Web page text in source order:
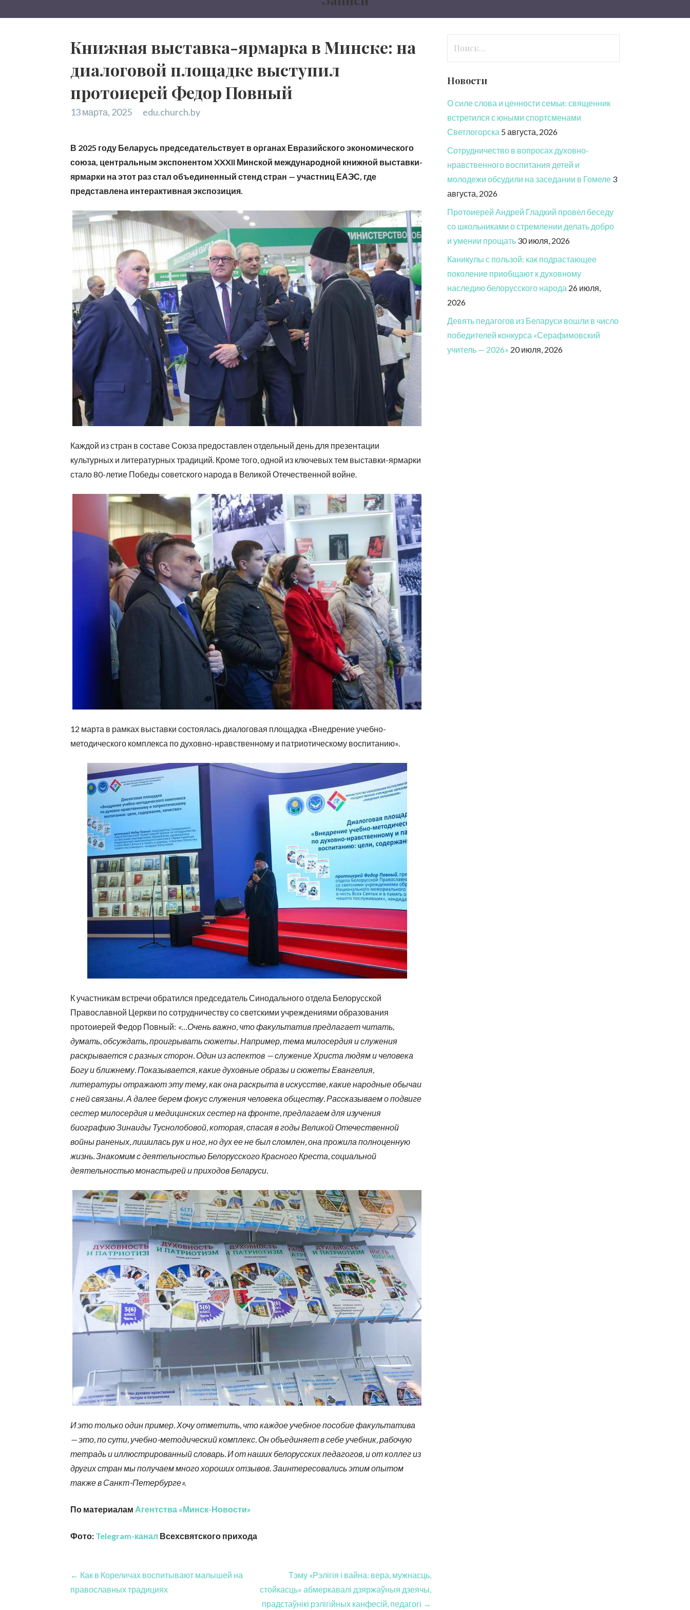
Книжная выставка-ярмарка в Минске: на
диалоговой площадке выступил
протоиерей Федор Повный
13 марта, 2025 edu.church.by
В 2025 году Беларусь председательствует в органах Евразийского экономического
союза, центральным экспонентом XXXII Минской международной книжной выставки-
ярмарки на этот раз стал объединенный стенд стран — участниц ЕАЭС, где
представлена интерактивная экспозиция.
Каждой из стран в составе Союза предоставлен отдельный день для презентации
культурных и литературных традиций. Кроме того, одной из ключевых тем выставки-ярмарки
стало 80-летие Победы советского народа в Великой Отечественной войне.
12 марта в рамках выставки состоялась диалоговая площадка «Внедрение учебно-
методического комплекса по духовно-нравственному и патриотическому воспитанию».
К участникам встречи обратился председатель Синодального отдела Белорусской
Православной Церкви по сотрудничеству со светскими учреждениями образования
протоиерей Федор Повный: «…Очень важно, что факультатив предлагает читать,
думать, обсуждать, проигрывать сюжеты. Например, тема милосердия и служения
раскрывается с разных сторон. Один из аспектов — служение Христа людям и человека
Богу и ближнему. Показывается, какие духовные образы и сюжеты Евангелия,
литературы отражают эту тему, как она раскрыта в искусстве, какие народные обычаи
с ней связаны. А далее берем фокус служения человека обществу. Рассказываем о подвиге
сестер милосердия и медицинских сестер на фронте, предлагаем для изучения
биографию Зинаиды Туснолобовой, которая, спасая в годы Великой Отечественной
войны раненых, лишилась рук и ног, но дух ее не был сломлен, она прожила полноценную
жизнь. Знакомим с деятельностью Белорусского Красного Креста, социальной
деятельностью монастырей и приходов Беларуси.
И это только один пример. Хочу отметить, что каждое учебное пособие факультатива
— это, по сути, учебно-методический комплекс. Он объединяет в себе учебник, рабочую
тетрадь и иллюстрированный словарь. И от наших белорусских педагогов, и от коллег из
других стран мы получаем много хороших отзывов. Заинтересовались этим опытом
также в Санкт-Петербурге».
По материалам Агентства «Минск-Новости»
Фото: Telegram-канал Всехсвятского прихода
Навигация
по
← Как в Кореличах воспитывают малышей на
православных традициях
Тэму «Рэлігія і вайна: вера, мужнасць,
стойкасць» абмеркавалі дзяржаўныя дзеячы,
прадстаўнікі рэлігійных канфесій, педагогі →
Новости
О силе слова и ценности семьи: священник
встретился с юными спортсменами
Светлогорска 5 августа, 2026
Сотрудничество в вопросах духовно-
нравственного воспитания детей и
молодежи обсудили на заседании в Гомеле 3
августа, 2026
Протоиерей Андрей Гладкий провел беседу
со школьниками о стремлении делать добро
и умении прощать 30 июля, 2026
Каникулы с пользой: как подрастающее
поколение приобщают к духовному
наследию белорусского народа 26 июля,
2026
Девять педагогов из Беларуси вошли в число
победителей конкурса «Серафимовский
учитель — 2026» 20 июля, 2026